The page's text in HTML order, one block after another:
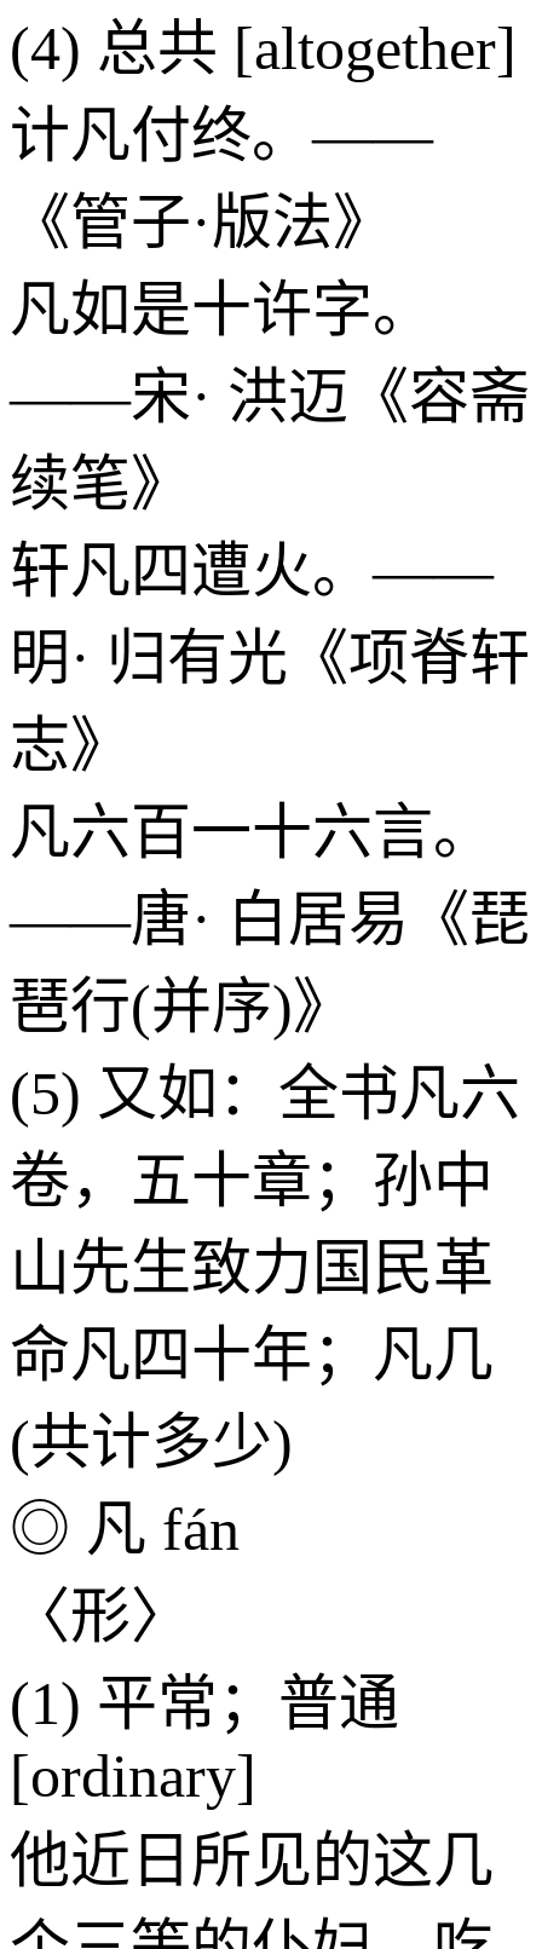
(4) 总共 [altogether]
计凡付终。——
《管子·版法》
凡如是十许字。
——宋· 洪迈《容斋
续笔》
轩凡四遭火。——
明· 归有光《项脊轩
志》
凡六百一十六言。
——唐· 白居易《琵
琶行(并序)》
(5) 又如：全书凡六
卷，五十章；孙中
山先生致力国民革
命凡四十年；凡几
(共计多少)
◎ 凡 fán
〈形〉
(1) 平常；普通
[ordinary]
他近日所见的这几